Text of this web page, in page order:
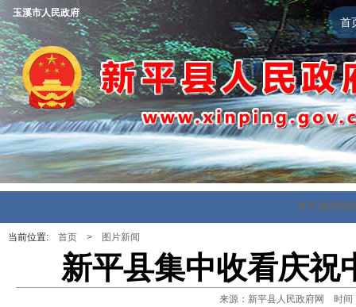
首
玉溪市人民政府
首页 政府信
当前位置: 首页 > 图片新闻
新平县集中收看庆祝
来源：新平县人民政府网 时